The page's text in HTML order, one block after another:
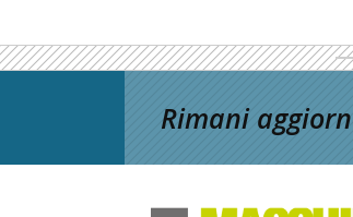
Rimani